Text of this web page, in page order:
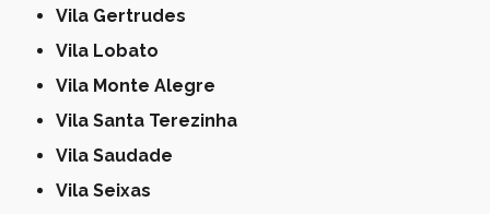
Vila Gertrudes
Vila Lobato
Vila Monte Alegre
Vila Santa Terezinha
Vila Saudade
Vila Seixas